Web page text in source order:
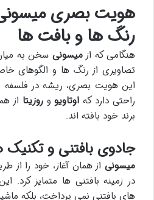
هویت بصری
رنگ ها و بافت ها
هنگامی که ازمیسونی سخن به
تصاویری از رنگ ها و الگوهای
این هویت بصری، ریشه در فلسفه
راحتی دارد که اوتاویووروزیتا از
برند خود بافته اند.
جادوی بافتنی و تکنیک
میسونی از همان آغاز، خود را از
در زمینه بافتنی ها متمایز کرد.
های بافتنی نمی پرداخت، بلکه